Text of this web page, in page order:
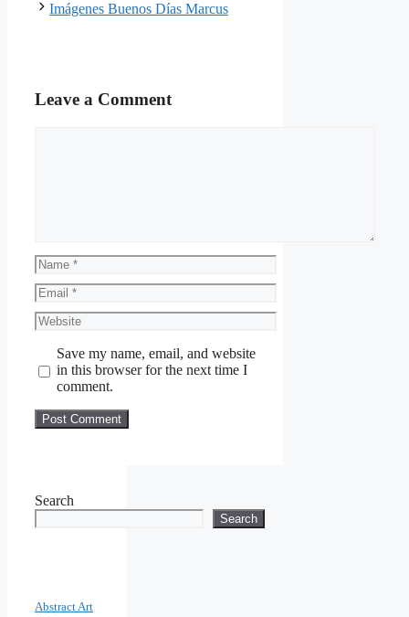
Imágenes Buenos Días Marcus
Leave a Comment
Name
Email
Website
Save my name, email, and website
in this browser for the next time I
comment.
Search
Search
Abstract Art